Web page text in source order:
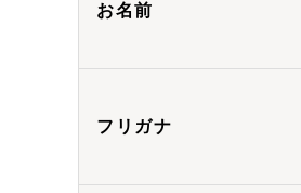
お名前
フリガナ